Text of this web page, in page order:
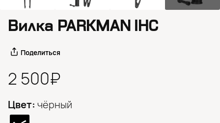
Вилка PARKMAN IHC
Поделиться
2 500₽
Цвет: чёрный